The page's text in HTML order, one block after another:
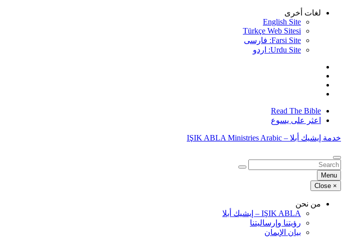
Skip
لغات أخرى
English Site
Türkçe Web Sitesi
Farsi Site: فارسی
Urdu Site: اردو
Read The Bible
اعثر على يسوع
خدمة إيشيك أبلا – IŞIK ABLA Ministries Arabic
البحث
عن:
Menu
×
من نحن
IŞIK ABLA – إيشيك أبلا
رؤيتنا وإرساليتنا
بيان الإيمان